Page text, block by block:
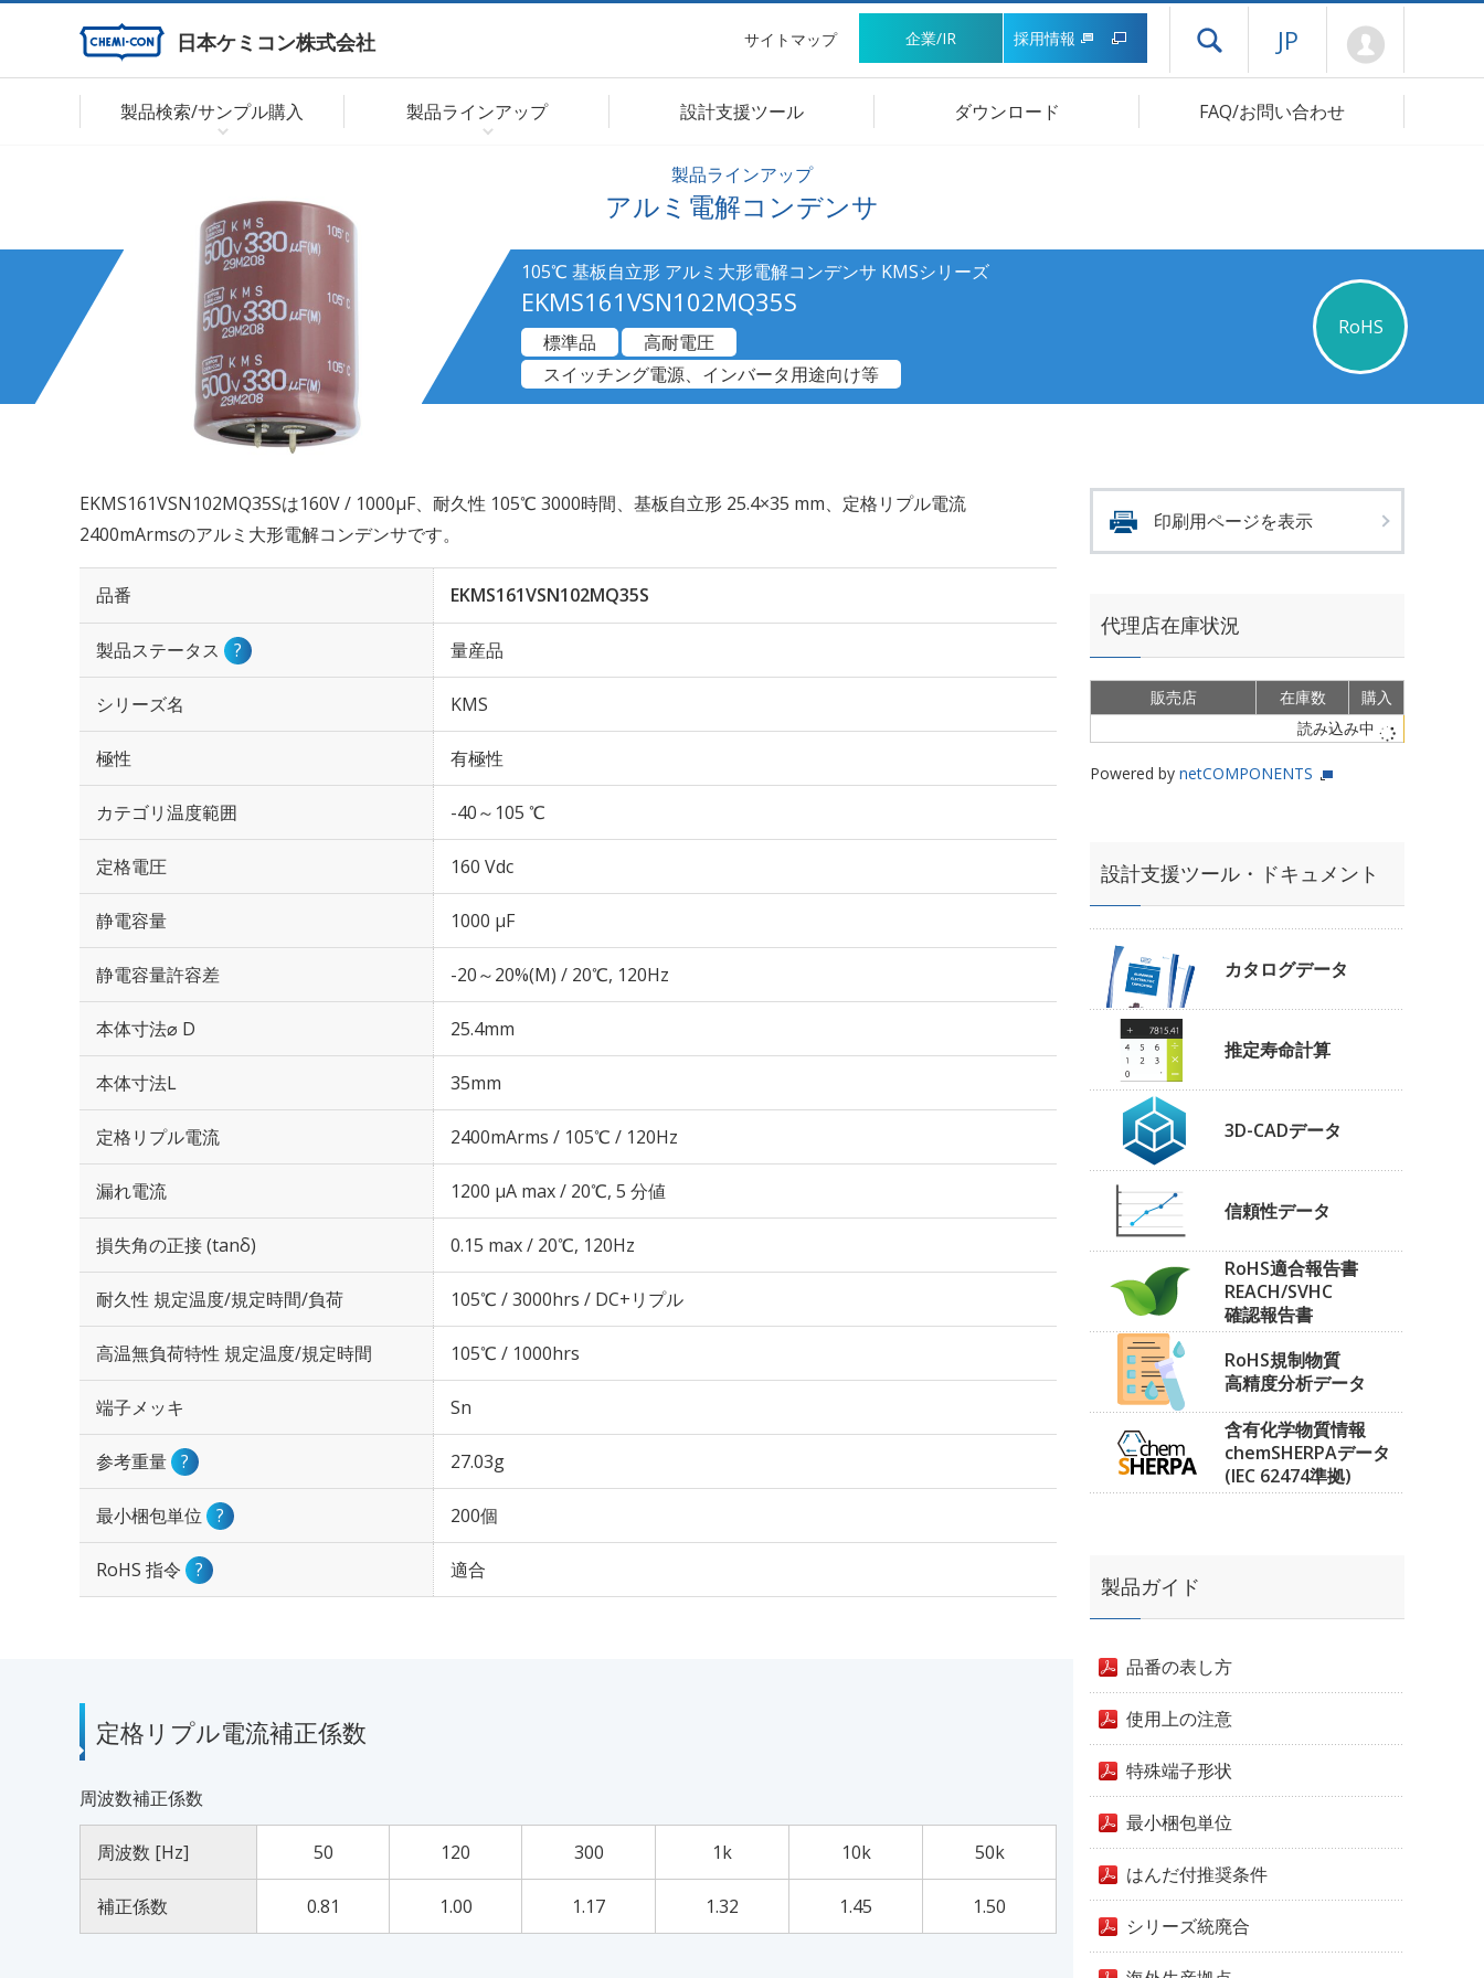
日本ケミコン株式会社 サイトマップ 企業/IR 採用情報 ドロワーメニューを開く
JP
製品検索/サンプル購入 製品ラインアップ 設計支援ツール ダウンロード FAQ/お問い合わせ
製品ラインアップ
アルミ電解コンデンサ
105℃ 基板自立形 アルミ大形電解コンデンサ KMSシリーズ
EKMS161VSN102MQ35S
RoHS
標準品
高耐電圧
スイッチング電源、インバータ用途向け等
EKMS161VSN102MQ35Sは160V / 1000µF、耐久性 105℃ 3000時間、基板自立形 25.4×35 mm、定格リプル電流
2400mArmsのアルミ大形電解コンデンサです。
品番 EKMS161VSN102MQ35S
製品ステータス ? 量産品
シリーズ名 KMS
極性 有極性
カテゴリ温度範囲 -40～105 ℃
定格電圧 160 Vdc
静電容量 1000 µF
静電容量許容差 -20～20%(M) / 20℃, 120Hz
本体寸法⌀ D 25.4mm
本体寸法L 35mm
定格リプル電流 2400mArms / 105℃ / 120Hz
漏れ電流 1200 μA max / 20℃, 5 分値
損失角の正接 (tanδ) 0.15 max / 20℃, 120Hz
耐久性 規定温度/規定時間/負荷 105℃ / 3000hrs / DC+リプル
高温無負荷特性 規定温度/規定時間 105℃ / 1000hrs
端子メッキ Sn
参考重量 ? 27.03g
最小梱包単位 ? 200個
RoHS 指令 ? 適合
定格リプル電流補正係数
周波数補正係数
周波数 [Hz] 50 120 300 1k 10k 50k
補正係数 0.81 1.00 1.17 1.32 1.45 1.50
印刷用ページを表示
代理店在庫状況
販売店 在庫数
購入
読み込み中
Powered by netCOMPONENTS
設計支援ツール・ドキュメント
カタログデータ
推定寿命計算
3D-CADデータ
信頼性データ
RoHS適合報告書
REACH/SVHC
確認報告書
RoHS規制物質
高精度分析データ
含有化学物質情報
chemSHERPAデータ
(IEC 62474準拠)
製品ガイド
品番の表し方
使用上の注意
特殊端子形状
最小梱包単位
はんだ付推奨条件
シリーズ統廃合